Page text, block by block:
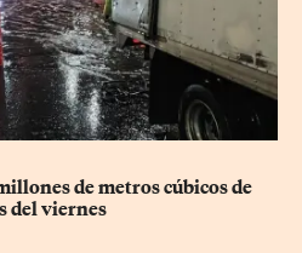
de metros cúbicos de
del viernes